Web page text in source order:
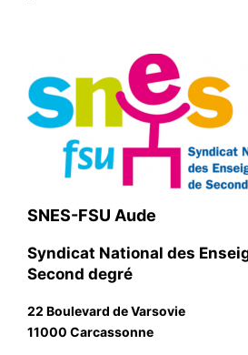
SNES-FSU Aude
Syndicat National des
Second degré
22 Boulevard de Varsovie
11000 Carcassonne